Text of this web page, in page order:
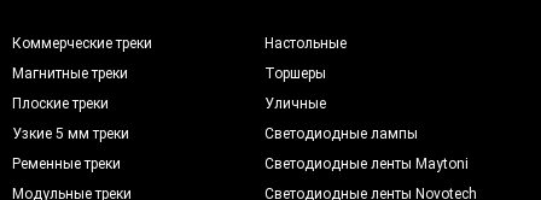
Коммерческие треки
Магнитные треки
Плоские треки
Узкие 5 мм треки
Ременные треки
Модульные треки
Настольные
Торшеры
Уличные
Светодиодные лампы
Светодиодные ленты Maytoni
Светодиодные ленты Novotech